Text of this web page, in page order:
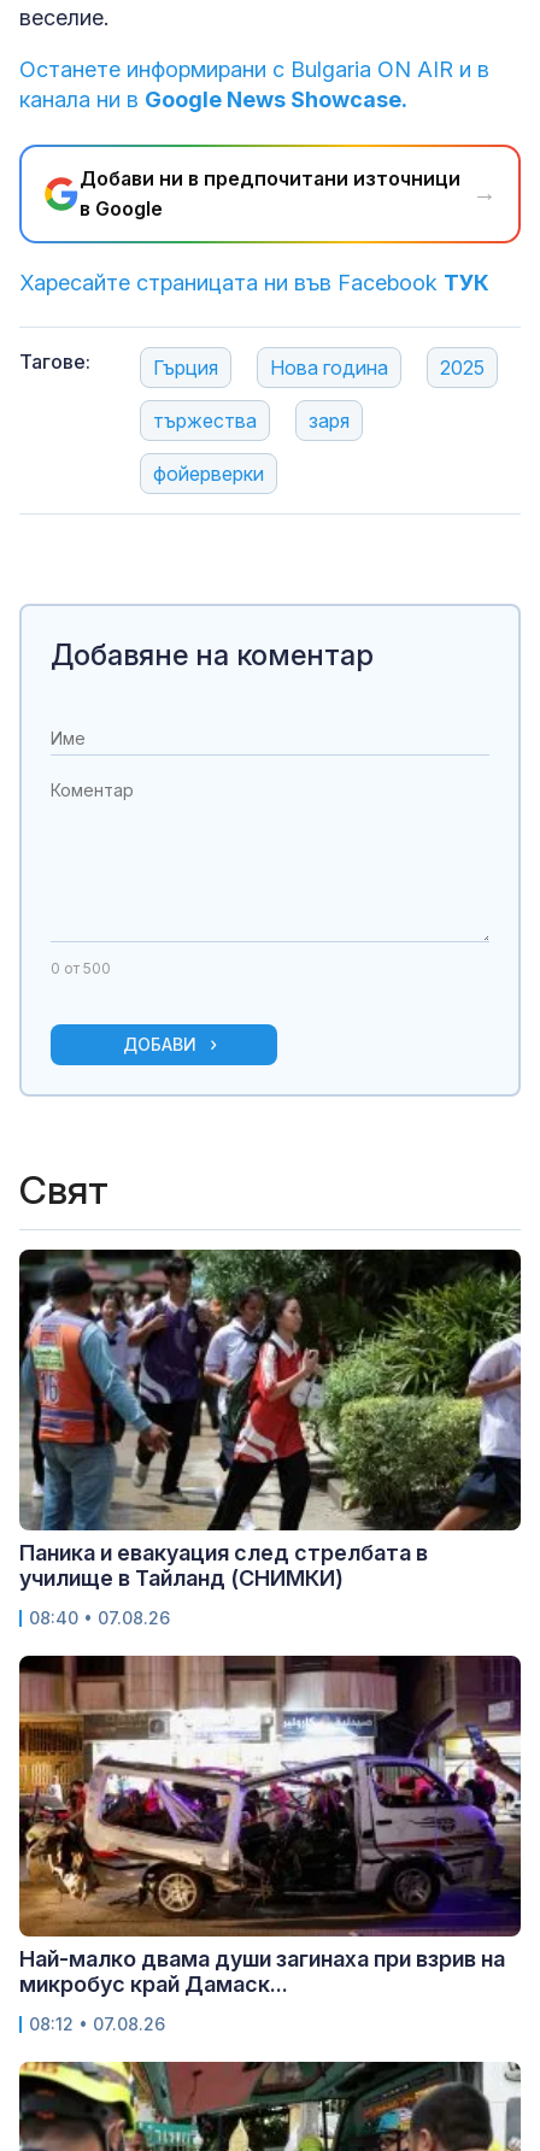
веселие.
Останете информирани с Bulgaria ON AIR и в
канала ни в Google News Showcase.
Добави ни в предпочитани източници
в Google
→
Харесайте страницата ни във Facebook ТУК
Тагове: Гърция Нова година 2025
тържества заря
фойерверки
Добавяне на коментар
0 от 500
ДОБАВИ
Свят
Паника и евакуация след стрелбата в
училище в Тайланд (СНИМКИ)
08:40 • 07.08.26
Най-малко двама души загинаха при взрив на
микробус край Дамаск...
08:12 • 07.08.26